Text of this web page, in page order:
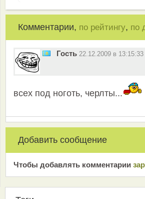
Комментарии, по рейтингу, по
Гость 22.12.2009 в
всех под ноготь, черлты...
Добавить сообщение
Чтобы добавлять комментарии